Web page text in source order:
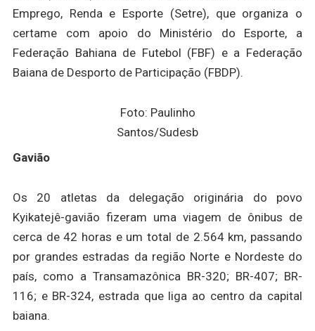
Emprego, Renda e Esporte (Setre), que organiza o
certame com apoio do Ministério do Esporte, a
Federação Bahiana de Futebol (FBF) e a Federação
Baiana de Desporto de Participação (FBDP).
Foto: Paulinho
Santos/Sudesb
Gavião
Os 20 atletas da delegação originária do povo
Kyikatejê-gavião fizeram uma viagem de ônibus de
cerca de 42 horas e um total de 2.564 km, passando
por grandes estradas da região Norte e Nordeste do
país, como a Transamazônica BR-320; BR-407; BR-
116; e BR-324, estrada que liga ao centro da capital
baiana.